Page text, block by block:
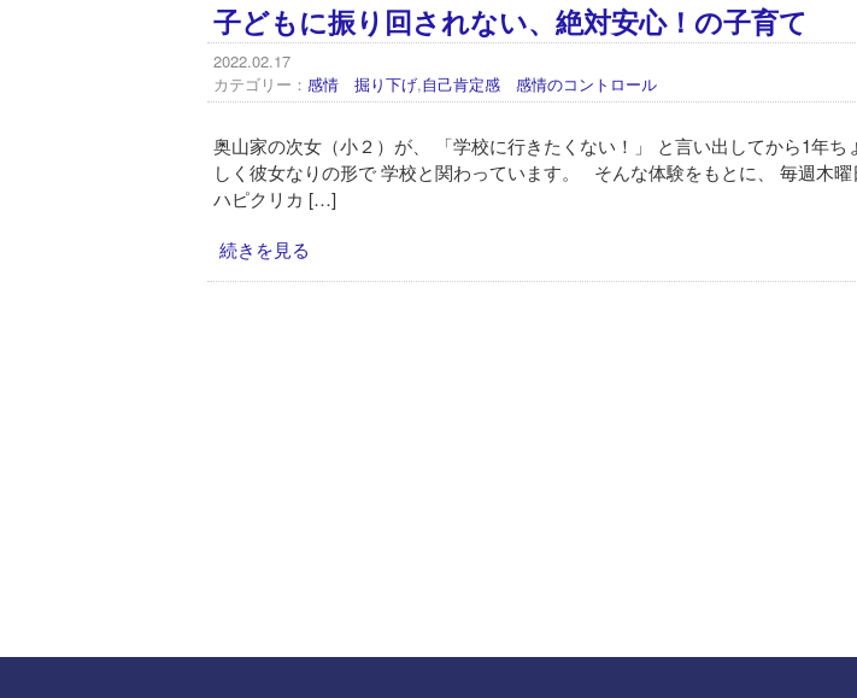
子どもに振り回されない、絶対安心！の子育て
2022.02.17
カテゴリー： 感情 掘り下げ,自己肯定感 感情のコントロール
奥山家の次女（小２）が、 「学校に行きたくない！」 と言い出してから1年
しく彼女なりの形で 学校と関わっています。 そんな体験をもとに、 毎週木曜
ハピクリカ […]
続きを見る